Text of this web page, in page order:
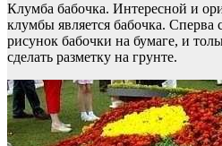
Клумба бабочка. Интересной и
клумбы является бабочка. Сперва
рисунок бабочки на бумаге, и
сделать разметку на грунте.